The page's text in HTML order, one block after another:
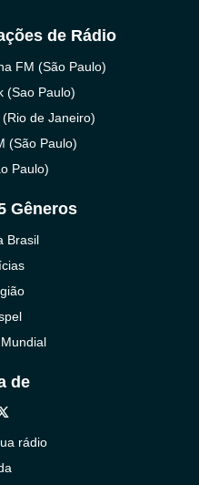
de Rádio
FM (São Paulo)
(Sao Paulo)
de Janeiro)
(São Paulo)
Paulo)
Gêneros
Brasil
de
rádio